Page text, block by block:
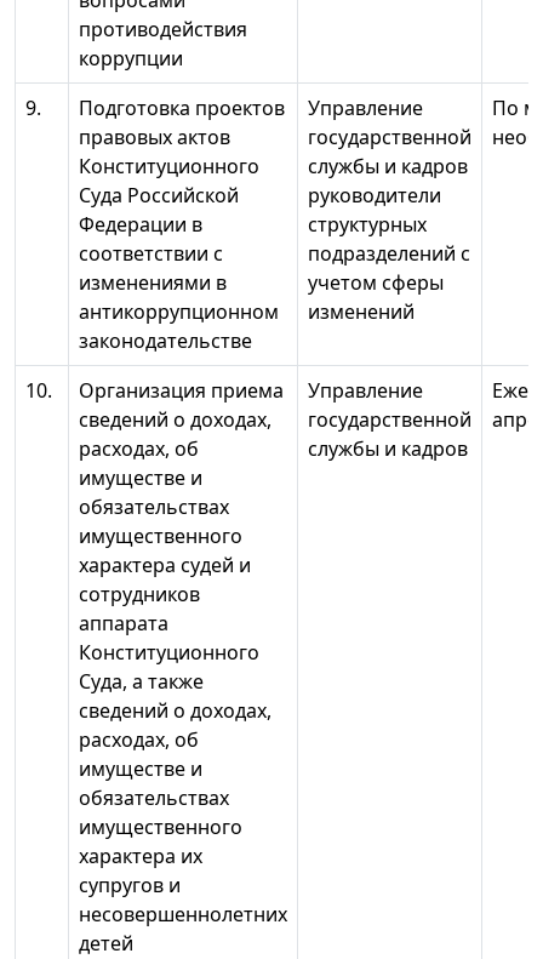
противодействия
коррупции
9.
Подготовка проектов
правовых актов
Конституционного
Суда Российской
Федерации в
соответствии с
изменениями в
антикоррупционном
законодательстве
Управление
государственной
службы и кадров
руководители
структурных
подразделений с
учетом сферы
изменений
По
10.
Организация приема
сведений о доходах,
расходах, об
имуществе и
обязательствах
имущественного
характера судей и
сотрудников
аппарата
Конституционного
Суда, а также
сведений о доходах,
расходах, об
имуществе и
обязательствах
имущественного
характера их
супругов и
несовершеннолетних
детей
Управление
государственной
службы и кадров